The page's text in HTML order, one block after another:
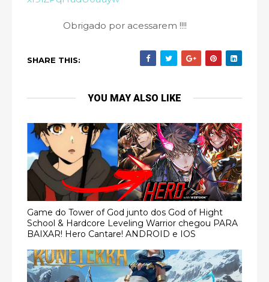
Obrigado por acessarem !!!!
SHARE THIS:
YOU MAY ALSO LIKE
Game do Tower of God junto dos God of Hight
School & Hardcore Leveling Warrior chegou PARA
BAIXAR! Hero Cantare! ANDROID e IOS